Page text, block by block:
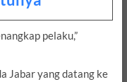
pelaku,”
Jabar yang datang ke